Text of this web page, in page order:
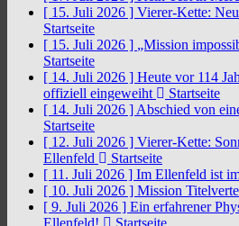
[ 15. Juli 2026 ] Vierer-Kette:
Startseite
[ 15. Juli 2026 ] „Mission
Startseite
[ 14. Juli 2026 ] Heute vor 114
offiziell eingeweiht
Startseite
[ 14. Juli 2026 ] Abschied von
Startseite
[ 12. Juli 2026 ] Vierer-Kette:
Ellenfeld
Startseite
[ 11. Juli 2026 ] Im Ellenfeld ist
[ 10. Juli 2026 ] Mission
[ 9. Juli 2026 ] Ein erfahrener
Ellenfeld!
Startseite